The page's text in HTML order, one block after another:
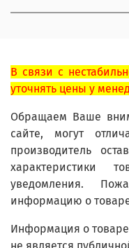
В связи с
уточнять цены у
Обращаем Ваше
сайте, могут
производитель
характеристики
уведомления.
информацию о
Информация о